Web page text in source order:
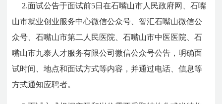
2.面试公告于面试前5日在石嘴山市人民政府网、石嘴
山市就业创业服务中心微信公众号、智汇石嘴山微信公
众号、石嘴山市第二人民医院、石嘴山市中医医院、石
嘴山市九泰人才服务有限公司微信公众号公告，明确面
试时间、地点和面试方式等内容，并通过电话、信息等
方式通知应聘者。